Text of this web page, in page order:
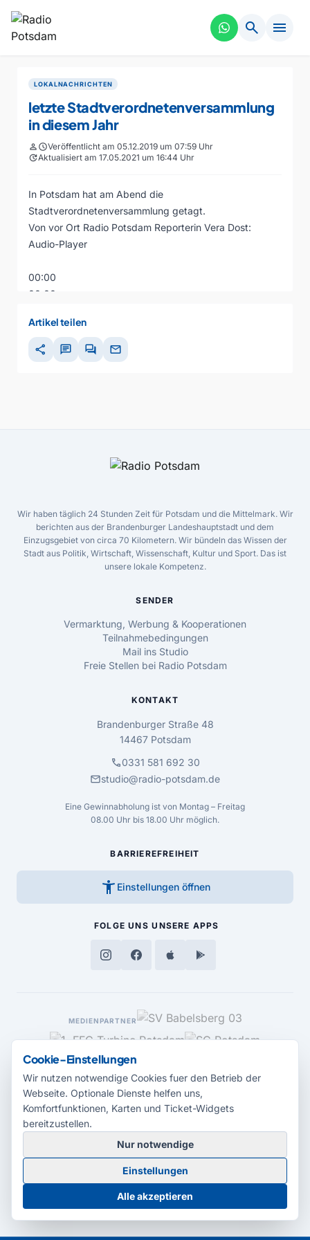
search menu
LOKALNACHRICHTEN
letzte Stadtverordnetenversammlung
in diesem Jahr
personscheduleVeröffentlicht am 05.12.2019 um 07:59 Uhr
updateAktualisiert am 17.05.2021 um 16:44 Uhr
In Potsdam hat am Abend die
Stadtverordnetenversammlung getagt.
Von vor Ort Radio Potsdam Reporterin Vera Dost:
Audio-Player
00:00
00:00
Artikel teilen
share chat forum mail
Wir haben täglich 24 Stunden Zeit für Potsdam und die Mittelmark. Wir
berichten aus der Brandenburger Landeshauptstadt und dem
Einzugsgebiet von circa 70 Kilometern. Wir bündeln das Wissen der
Stadt aus Politik, Wirtschaft, Wissenschaft, Kultur und Sport. Das ist
unsere lokale Kompetenz.
SENDER
Vermarktung, Werbung & Kooperationen
Teilnahmebedingungen
Mail ins Studio
Freie Stellen bei Radio Potsdam
KONTAKT
Brandenburger Straße 48
14467 Potsdam
call0331 581 692 30
mailstudio@radio-potsdam.de
Eine Gewinnabholung ist von Montag – Freitag
08.00 Uhr bis 18.00 Uhr möglich.
BARRIEREFREIHEIT
accessibility_new Einstellungen öffnen
FOLGE UNS UNSERE APPS
MEDIENPARTNER
© 2026 Radio Potsdam. Webseite entwickelt durch dieMedienagentur
Babelsberg
BarrierefreiheitserklärungAGBDatenschutzImpressum
Cookie-Einstellungen
Cookie-Einstellungen
Wir nutzen notwendige Cookies fuer den Betrieb der
Webseite. Optionale Dienste helfen uns,
Komfortfunktionen, Karten und Ticket-Widgets
bereitzustellen.
Nur notwendige
Einstellungen
Alle akzeptieren